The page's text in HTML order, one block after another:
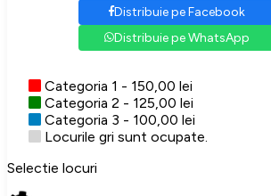
Distribuie pe Facebook
Distribuie pe WhatsApp
Categoria 1 - 150,00 lei
Categoria 2 - 125,00 lei
Categoria 3 - 100,00 lei
Locurile gri sunt ocupate.
Selectie locuri